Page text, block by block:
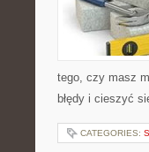
tego, czy masz
błędy i cieszyć
CATEGORIES: